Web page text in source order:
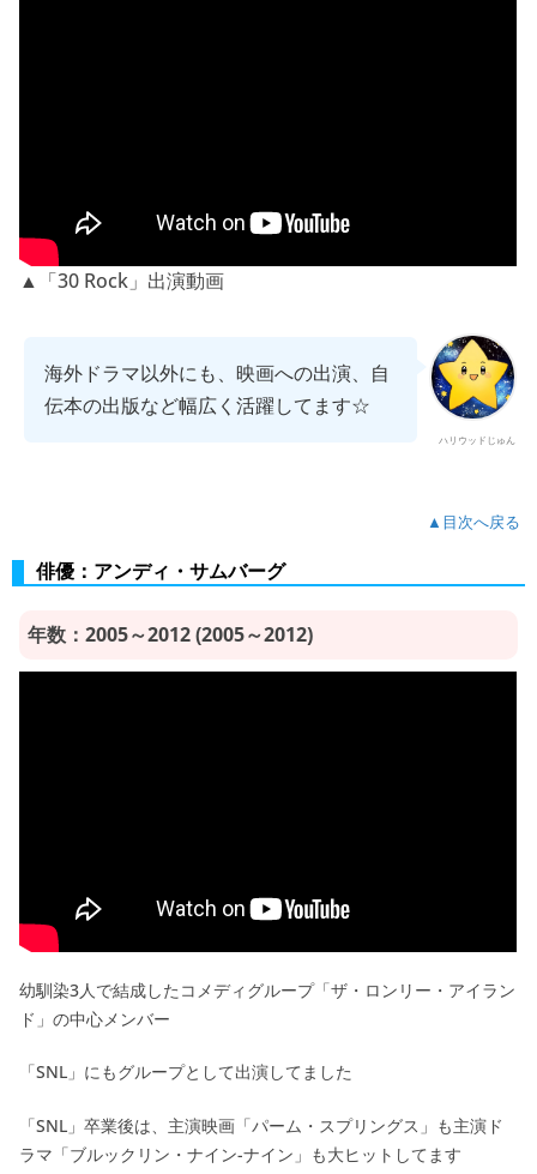
▲「30 Rock」出演動画
ハリウッドじゅん
海外ドラマ以外にも、映画への出演、自
伝本の出版など幅広く活躍してます☆
▲目次へ戻る
俳優：アンディ・サムバーグ
年数：2005～2012 (2005～2012)
幼馴染3人で結成したコメディグループ「ザ・ロンリー・アイラン
ド」の中心メンバー
「SNL」にもグループとして出演してました
「SNL」卒業後は、主演映画「パーム・スプリングス」も主演ド
ラマ「ブルックリン・ナイン-ナイン」も大ヒットしてます